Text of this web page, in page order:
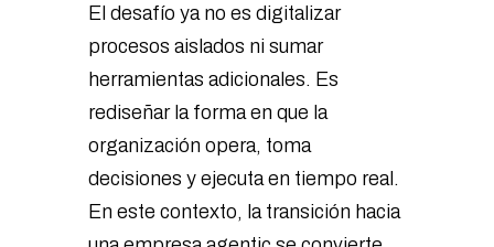
El desafío ya no es digitalizar
procesos aislados ni sumar
herramientas adicionales. Es
rediseñar la forma en que la
organización opera, toma
decisiones y ejecuta en tiempo real.
En este contexto, la transición hacia